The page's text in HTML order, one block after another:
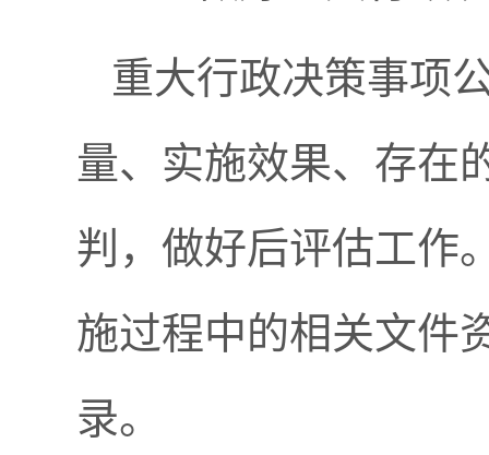
重大行政决策事项
量、实施效果、存在
判，做好后评估工作
施过程中的相关文件
录。